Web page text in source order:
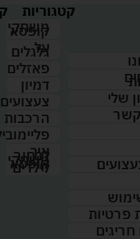
שלי
קשר
פרטיות
חריגים
קטגוריות
משחקי
קופסא
על
גלגלים
פאזלים
דמיון
צעצועים
הרכבות
איך
לבחור
משחקי
קופסא
לילדים